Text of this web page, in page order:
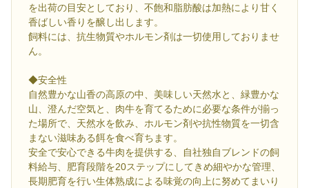
を出荷の目安としており、不飽和脂肪酸は加熱により甘く
香ばしい香りを醸し出します。
飼料には、抗生物質やホルモン剤は一切使用しておりませ
ん。
◆安全性
自然豊かな山香の高原の中、美味しい天然水と、緑豊かな
山、澄んだ空気と、肉牛を育てるために必要な条件が揃っ
た場所で、天然水を飲み、ホルモン剤や抗性物質を一切含
まない滋味ある餌を食べ育ちます。
安全で安心できる牛肉を提供する、自社独自ブレンドの飼
料給与、肥育段階を20ステップにしてきめ細やかな管理、
長期肥育を行い生体熟成による味覚の向上に努めてまいり